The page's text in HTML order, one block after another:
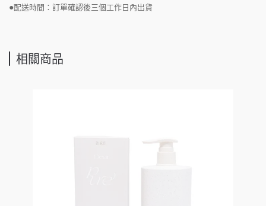
●配送時間：訂單確認後三個工作日內出貨
相關商品